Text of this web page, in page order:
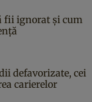
fii ignorat și cum
defavorizate, cei
carierelor